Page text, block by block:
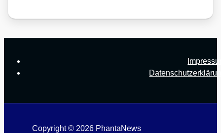
Copyright © 2026 PhantaNews